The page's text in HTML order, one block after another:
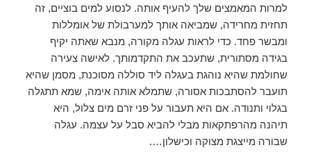
למרות המאמצים שלך להעיף אותה. לנסוע למים בוציים, זה
תחזית מחרידה, שמביאה אותך למערבולת של אומללות
ומבשר פחד. כדי לראות עגלה מקורה, מנבא שאתה יקיף
בגידה מסתורית, שתעכב את התקדמותך. לאישה צעירה
שחולמת שהיא נוהגת בעגלה ליד סוללה מסוכנת, מסמן שהיא
תועבר להסתבכות אסורה, שתמלא אותה אימה, שמא תתגלה
בגלוי ותנודה. אם היא תעבור על פני זרם מים צלול, היא
תיהנה מהרפתקאות מבלי להביא סבל על עצמה. עגלה
שבורה מייצגת מצוקה וכישלון….